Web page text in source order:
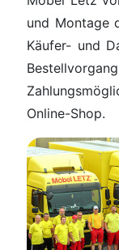
und Montage
Käufer- und
Online-Shop.